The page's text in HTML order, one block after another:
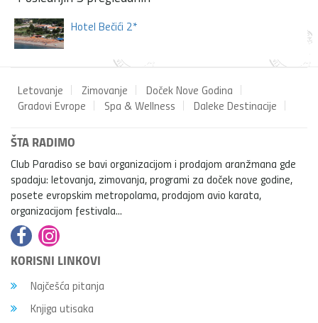
Hotel Bečići 2*
Letovanje Zimovanje
Doček Nove Godina
Gradovi Evrope
Spa & Wellness Daleke Destinacije
ŠTA RADIMO
Club Paradiso se bavi organizacijom i prodajom aranžmana gde
spadaju: letovanja, zimovanja, programi za doček nove godine,
posete evropskim metropolama, prodajom avio karata,
organizacijom festivala...
KORISNI LINKOVI
Najčešća pitanja
Knjiga utisaka